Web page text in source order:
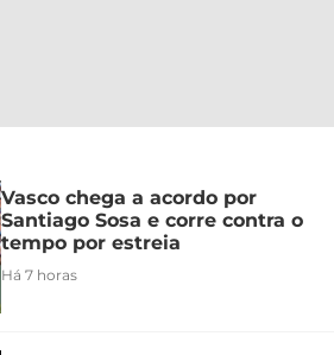
Vasco chega a acordo por
Santiago Sosa e corre contra o
tempo por estreia
Há 7 horas